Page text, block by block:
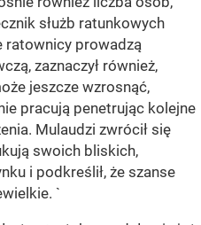
służb ratunkowych
ratownicy prowadzą
zaznaczył również,
jeszcze wzrosnąć,
pracują penetrując kolejne
Mulaudzi zwrócił się
swoich bliskich,
i podkreślił, że szanse
`